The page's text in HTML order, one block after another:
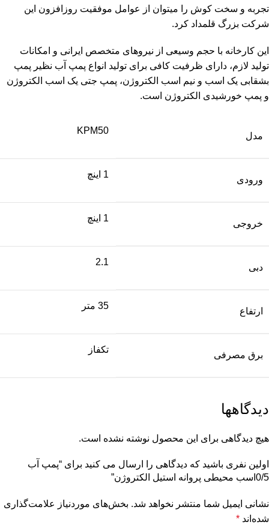
تجربه و سخت کوش را میتوان از عوامل موفقیت روزافزون این
شرکت بزرگ قلمداد کرد.
این کارخانه با حجم وسیعی از نیروهای متخصص ایرانی و امکانات
تولید لازم، دارای ظرفیت کافی برای تولید انواع پمپ آب نظیر پمپ
بشقابی یک اسب و نیم اسب الکتروژن، پمپ جتی یک اسب الکتروژن
و پمپ خورشیدی الکتروژن است.
مدل
KPM50
ورودی
1 اینچ
خروجی
1 اینچ
دبی
2.1
ارتفاع
35 متر
برق مصرفی
تکفاز
دیدگاهها
هیچ دیدگاهی برای این محصول نوشته نشده است.
اولین نفری باشید که دیدگاهی را ارسال می کنید برای “پمپ آب
0/5اسب محیطی پروانه استیل الکتروژن”
نشانی ایمیل شما منتشر نخواهد شد. بخش‌های موردنیاز علامت‌گذاری
شده‌اند *